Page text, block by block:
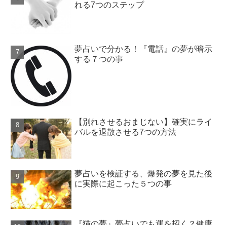
れる7つのステップ
夢占いで分かる！『電話』の夢が暗示
する７つの事
【別れさせるおまじない】確実にライ
バルを退散させる7つの方法
夢占いを検証する、爆発の夢を見た後
に実際に起こった５つの事